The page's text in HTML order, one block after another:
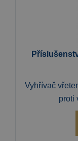
Vyhřívač
proti